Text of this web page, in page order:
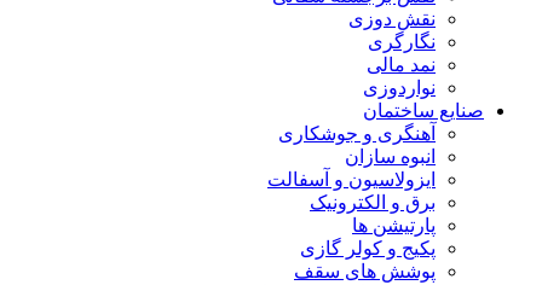
نقش دوزی
نگارگری
نمد مالی
نواردوزی
صنایع ساختمان
آهنگری و جوشکاری
انبوه سازان
ایزولاسیون و آسفالت
برق و الکترونیک
پارتیشن ها
پکیج و کولر گازی
پوشش های سقف